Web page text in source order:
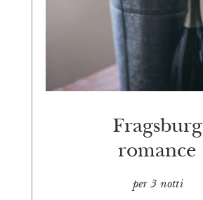
Fragsburg
romance
per 3 notti